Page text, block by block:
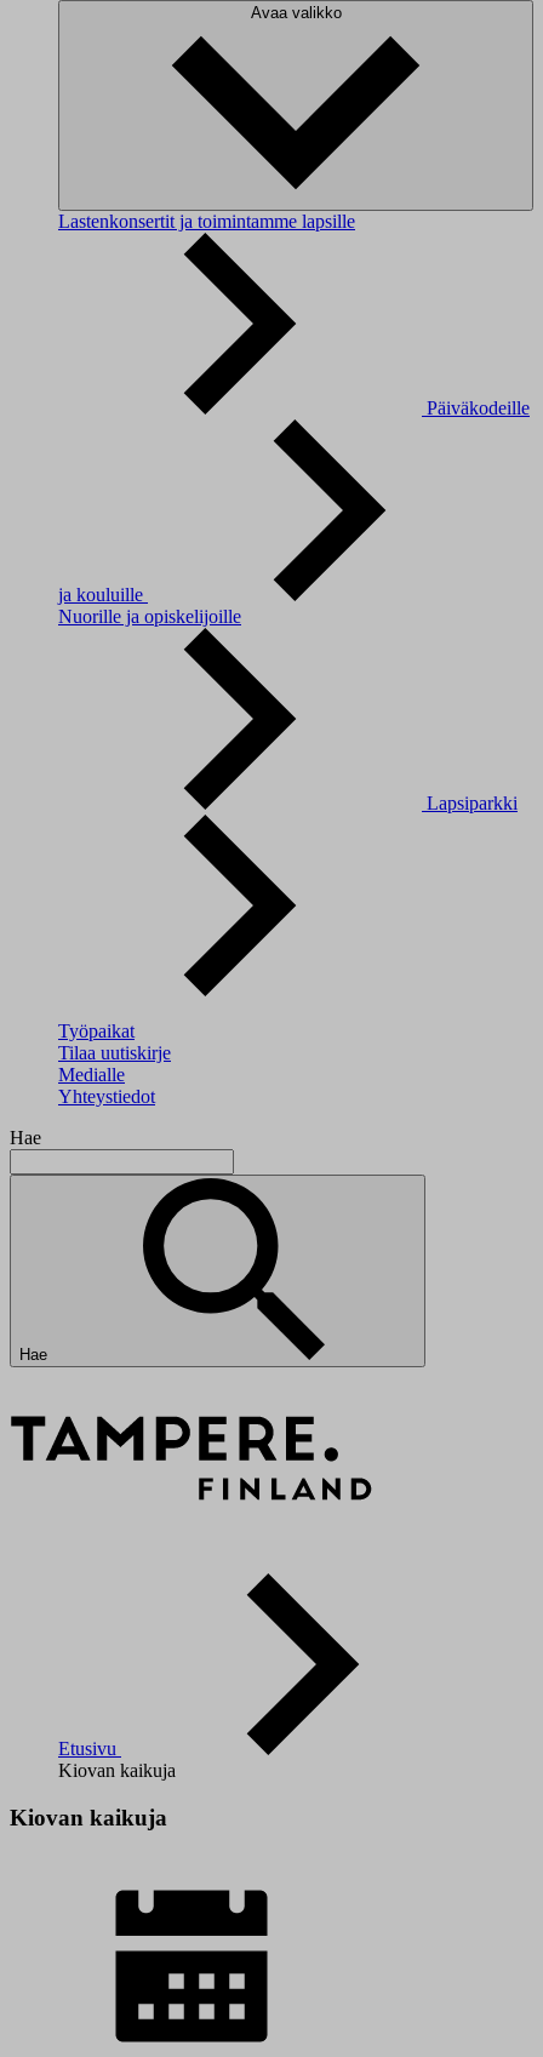
Avaa valikko
Lastenkonsertit ja toimintamme lapsille
Päiväkodeille
ja kouluille
Nuorille ja opiskelijoille
Lapsiparkki
Työpaikat
Tilaa uutiskirje
Medialle
Yhteystiedot
Hae
Hae
Etusivu
Kiovan kaikuja
Kiovan kaikuja